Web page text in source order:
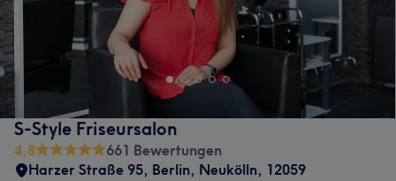
S-Style Friseursalon
4,8
661 Bewertungen
Harzer Straße 95, Berlin, Neukölln, 12059